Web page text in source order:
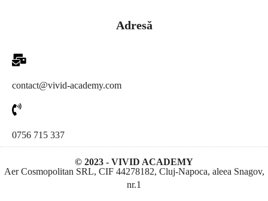
Adresă
contact@vivid-academy.com
0756 715 337
© 2023 - VIVID ACADEMY
Aer Cosmopolitan SRL, CIF 44278182, Cluj-Napoca, aleea Snagov,
nr.1